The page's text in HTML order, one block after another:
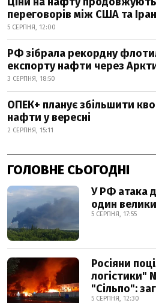
переговорів між США та
5 СЕРПНЯ, 12:00
РФ зібрала рекордну
експорту нафти через
3 СЕРПНЯ, 18:50
ОПЕК+ планує збільшити
нафти у вересні
2 СЕРПНЯ, 15:11
ГОЛОВНЕ СЬОГОДНІ
У РФ атака
один
5 СЕРПНЯ, 17:55
Росіяни
логістики"
"Сільпо":
5 СЕРПНЯ, 12:30